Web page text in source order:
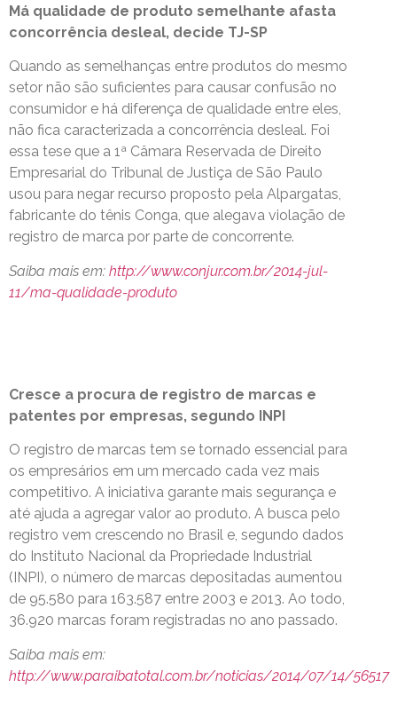
Má qualidade de produto semelhante afasta
concorrência desleal, decide TJ-SP
Quando as semelhanças entre produtos do mesmo
setor não são suficientes para causar confusão no
consumidor e há diferença de qualidade entre eles,
não fica caracterizada a concorrência desleal. Foi
essa tese que a 1ª Câmara Reservada de Direito
Empresarial do Tribunal de Justiça de São Paulo
usou para negar recurso proposto pela Alpargatas,
fabricante do tênis Conga, que alegava violação de
registro de marca por parte de concorrente.
Saiba mais em: http://www.conjur.com.br/2014-jul-
11/ma-qualidade-produto
Cresce a procura de registro de marcas e
patentes por empresas, segundo INPI
O registro de marcas tem se tornado essencial para
os empresários em um mercado cada vez mais
competitivo. A iniciativa garante mais segurança e
até ajuda a agregar valor ao produto. A busca pelo
registro vem crescendo no Brasil e, segundo dados
do Instituto Nacional da Propriedade Industrial
(INPI), o número de marcas depositadas aumentou
de 95.580 para 163.587 entre 2003 e 2013. Ao todo,
36.920 marcas foram registradas no ano passado.
Saiba mais em:
http://www.paraibatotal.com.br/noticias/2014/07/14/56517